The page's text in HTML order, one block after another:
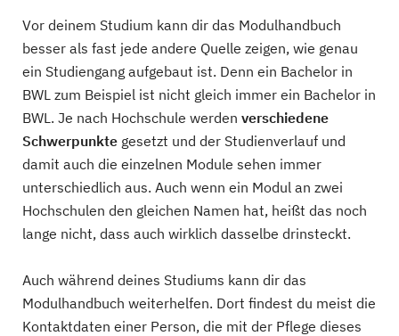
Vor deinem Studium kann dir das Modulhandbuch
besser als fast jede andere Quelle zeigen, wie genau
ein Studiengang aufgebaut ist. Denn ein Bachelor in
BWL zum Beispiel ist nicht gleich immer ein Bachelor in
BWL. Je nach Hochschule werden verschiedene
Schwerpunkte gesetzt und der Studienverlauf und
damit auch die einzelnen Module sehen immer
unterschiedlich aus. Auch wenn ein Modul an zwei
Hochschulen den gleichen Namen hat, heißt das noch
lange nicht, dass auch wirklich dasselbe drinsteckt.
Auch während deines Studiums kann dir das
Modulhandbuch weiterhelfen. Dort findest du meist die
Kontaktdaten einer Person, die mit der Pflege dieses